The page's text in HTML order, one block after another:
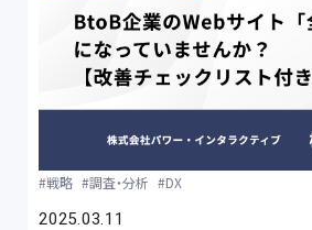
戦略 調査・分析 DX
2025.03.11